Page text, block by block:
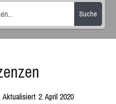
Suche
Aktualisiert 2. April 2020